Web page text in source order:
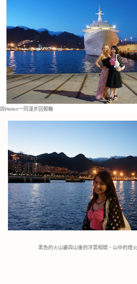
與Helen一同漫步回郵輪
黑色的火山巖與山後的浮雲相間，山中的燈